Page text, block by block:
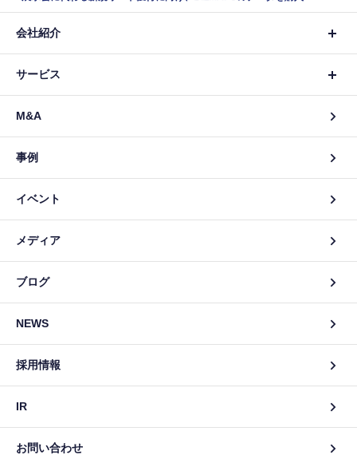
会社紹介
サービス
M&A
事例
イベント
メディア
ブログ
NEWS
採用情報
IR
お問い合わせ